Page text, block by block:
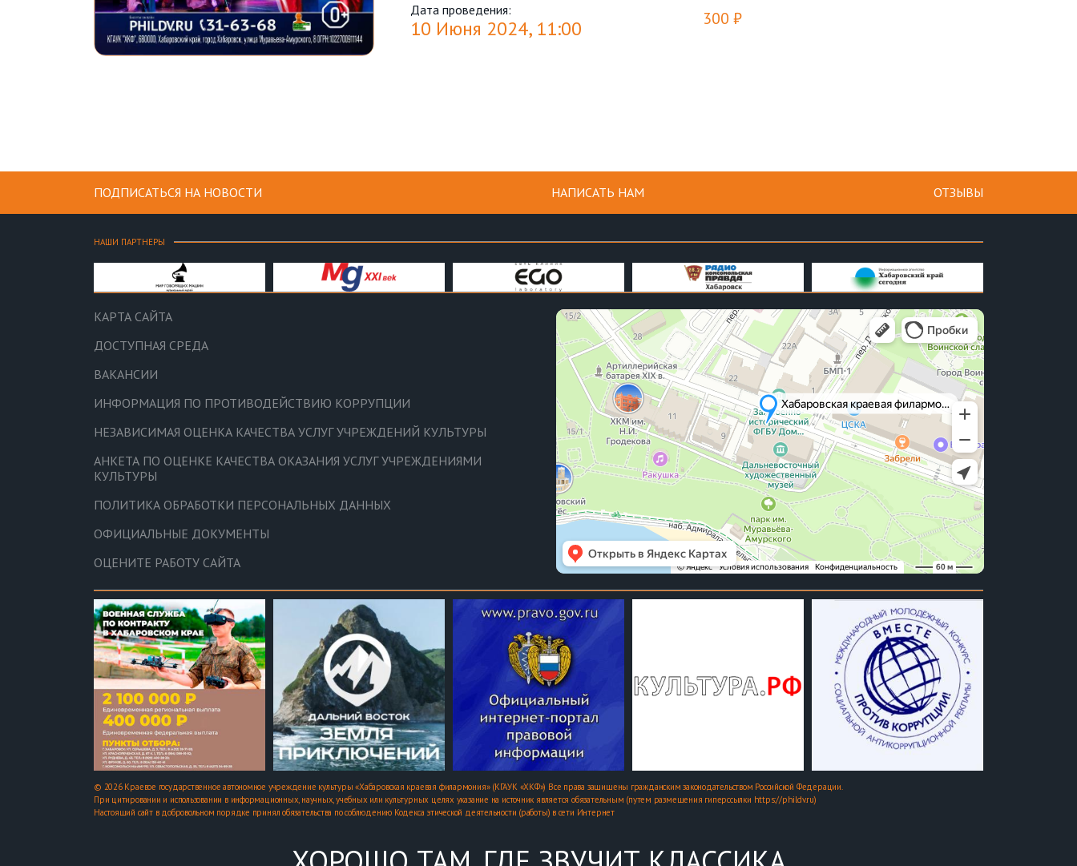
Дата проведения:
10 Июня 2024, 11:00 300 ₽
ПОДПИСАТЬСЯ НА НОВОСТИ НАПИСАТЬ НАМ ОТЗЫВЫ
НАШИ ПАРТНЕРЫ
КАРТА САЙТА
ДОСТУПНАЯ СРЕДА
ВАКАНСИИ
ИНФОРМАЦИЯ ПО ПРОТИВОДЕЙСТВИЮ КОРРУПЦИИ
НЕЗАВИСИМАЯ ОЦЕНКА КАЧЕСТВА УСЛУГ УЧРЕЖДЕНИЙ КУЛЬТУРЫ
АНКЕТА ПО ОЦЕНКЕ КАЧЕСТВА ОКАЗАНИЯ УСЛУГ УЧРЕЖДЕНИЯМИ
КУЛЬТУРЫ
ПОЛИТИКА ОБРАБОТКИ ПЕРСОНАЛЬНЫХ ДАННЫХ
ОФИЦИАЛЬНЫЕ ДОКУМЕНТЫ
ОЦЕНИТЕ РАБОТУ САЙТА
© 2026 Краевое государственное автономное учреждение культуры «Хабаровская краевая филармония» (КГАУК «ХКФ») Все права защищены гражданским законодательством Российской Федерации.
При цитировании и использовании в информационных, научных, учебных или культурных целях указание на источник является обязательным (путем размещения гиперссылки https://phildv.ru)
Настоящий сайт в добровольном порядке принял обязательства по соблюдению Кодекса этической деятельности (работы) в сети Интернет